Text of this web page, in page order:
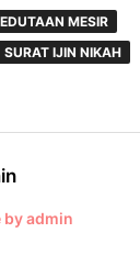
MESIR
SURAT IJIN NIKAH
by admin